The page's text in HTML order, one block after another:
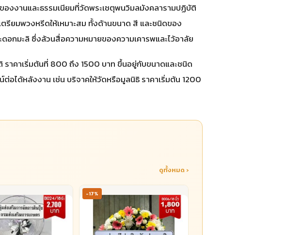
องงานและธรรมเนียมที่วัดพระเชตุพนวิมลมังคลารามปฏิบัติ
รียมพวงหรีดให้เหมาะสม ทั้งด้านขนาด สี และชนิดของ
กมะลิ ซึ่งล้วนสื่อความหมายของความเคารพและไว้อาลัย
าคาเริ่มต้นที่ 800 ถึง 1500 บาท ขึ้นอยู่กับขนาดและชนิด
อได้หลังงาน เช่น บริจาคให้วัดหรือมูลนิธิ ราคาเริ่มต้น 1200
ดูทั้งหมด ›
-17%